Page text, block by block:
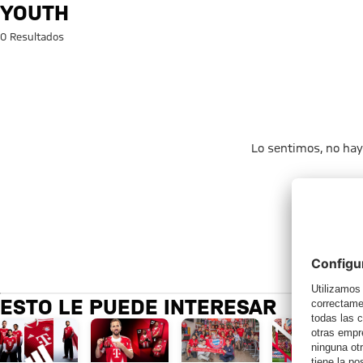
Búsqueda: youth
YOUTH
0 Resultados
Lo sentimos, no
ESTO LE PUEDE INTERESAR